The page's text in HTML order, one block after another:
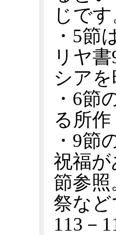
じです
・5節
リヤ
シア
・6節
る所
・9節
祝福が
節参
祭な
113－